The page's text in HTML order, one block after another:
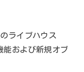
ライブハウス
および新規オブ